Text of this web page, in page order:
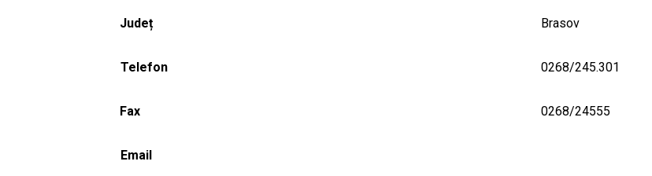
Județ Brasov
Telefon 0268/245.301
Fax 0268/24555
Email